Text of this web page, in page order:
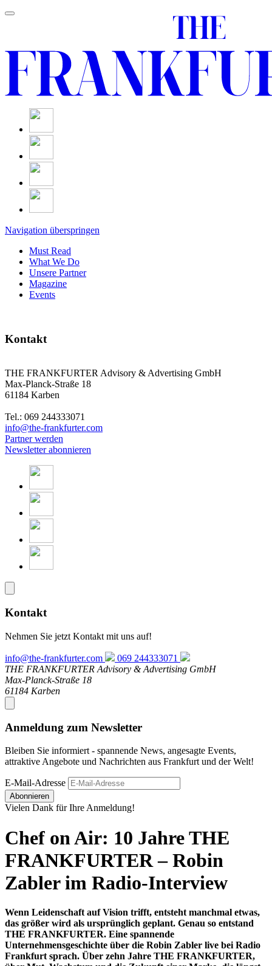
Navigation überspringen
Must Read
What We Do
Unsere Partner
Magazine
Events
Kontakt
THE FRANKFURTER Advisory & Advertising GmbH
Max-Planck-Straße 18
61184 Karben
Tel.: 069 244333071
info@the-frankfurter.com
Partner werden
Newsletter abonnieren
Kontakt
Nehmen Sie jetzt Kontakt mit uns auf!
info@the-frankfurter.com
069 244333071
THE FRANKFURTER Advisory & Advertising GmbH
Max-Planck-Straße 18
61184 Karben
Anmeldung zum Newsletter
Bleiben Sie informiert - spannende News, angesagte Events,
attraktive Angebote und Nachrichten aus Frankfurt und der Welt!
E-Mail-Adresse
Abonnieren
Vielen Dank für Ihre Anmeldung!
Chef on Air: 10 Jahre THE
FRANKFURTER – Robin
Zabler im Radio-Interview
Wenn Leidenschaft auf Vision trifft, entsteht manchmal etwas,
das größer wird als ursprünglich geplant. Genau so entstand
THE FRANKFURTER. Eine spannende
Unternehmensgeschichte über die Robin Zabler live bei Radio
Frankfurt sprach. Über zehn Jahre THE FRANKFURTER,